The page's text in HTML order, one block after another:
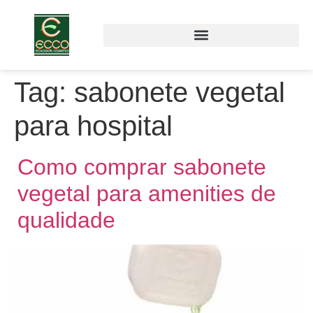
Tag: sabonete vegetal
para hospital
Como comprar sabonete
vegetal para amenities de
qualidade